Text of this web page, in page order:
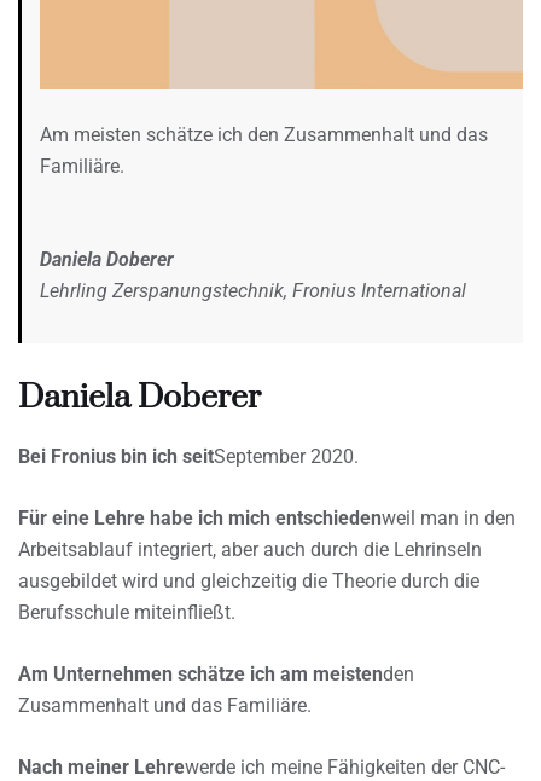
Am meisten schätze ich den Zusammenhalt und das
Familiäre.
Daniela Doberer
Lehrling Zerspanungstechnik, Fronius International
Daniela Doberer
Bei Fronius bin ich seitSeptember 2020.
Für eine Lehre habe ich mich entschiedenweil man in den
Arbeitsablauf integriert, aber auch durch die Lehrinseln
ausgebildet wird und gleichzeitig die Theorie durch die
Berufsschule miteinfließt.
Am Unternehmen schätze ich am meistenden
Zusammenhalt und das Familiäre.
Nach meiner Lehrewerde ich meine Fähigkeiten der CNC-